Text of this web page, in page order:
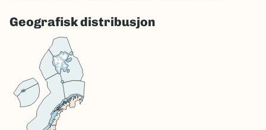
Geografisk distribusjon